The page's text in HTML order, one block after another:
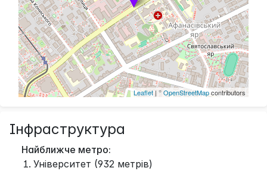
Leaflet| ©OpenStreetMapcontributors
Інфраструктура
Найближче метро:
Університет (932 метрів)